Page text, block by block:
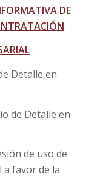
DE
Detalle en
de Detalle en
de uso de
a favor de la